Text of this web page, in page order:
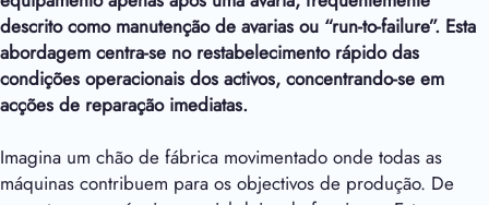
descrito como manutenção de avarias ou “run-to-failure”. Esta
abordagem centra-se no restabelecimento rápido das
condições operacionais dos activos, concentrando-se em
acções de reparação imediatas.
Imagina um chão de fábrica movimentado onde todas as
máquinas contribuem para os objectivos de produção. De